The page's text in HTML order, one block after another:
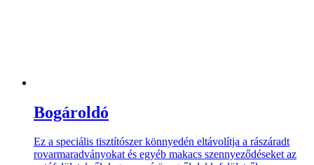
Bogároldó
Ez a speciális tisztítószer könnyedén eltávolítja a rászáradt
rovarmaradványokat és egyéb makacs szennyeződéseket az